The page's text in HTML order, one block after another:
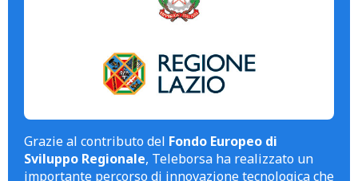
Grazie al contributo del Fondo Europeo di
Sviluppo Regionale, Teleborsa ha realizzato un
importante percorso di innovazione tecnologica che